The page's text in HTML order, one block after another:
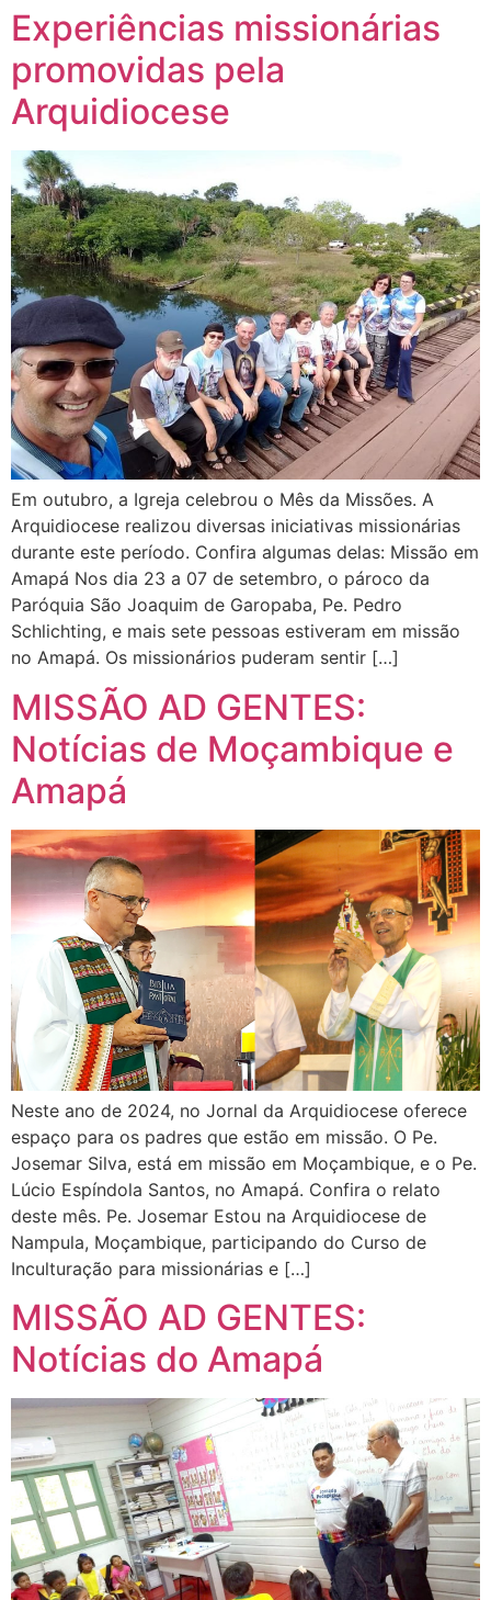
Experiências missionárias
promovidas pela
Arquidiocese
Em outubro, a Igreja celebrou o Mês da Missões. A
Arquidiocese realizou diversas iniciativas missionárias
durante este período. Confira algumas delas: Missão em
Amapá Nos dia 23 a 07 de setembro, o pároco da
Paróquia São Joaquim de Garopaba, Pe. Pedro
Schlichting, e mais sete pessoas estiveram em missão
no Amapá. Os missionários puderam sentir […]
MISSÃO AD GENTES:
Notícias de Moçambique e
Amapá
Neste ano de 2024, no Jornal da Arquidiocese oferece
espaço para os padres que estão em missão. O Pe.
Josemar Silva, está em missão em Moçambique, e o Pe.
Lúcio Espíndola Santos, no Amapá. Confira o relato
deste mês. Pe. Josemar Estou na Arquidiocese de
Nampula, Moçambique, participando do Curso de
Inculturação para missionárias e […]
MISSÃO AD GENTES:
Notícias do Amapá